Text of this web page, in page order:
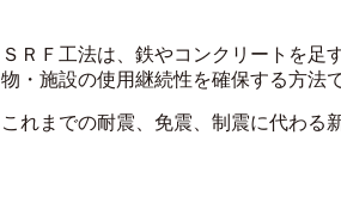
ＳＲＦ工法は、鉄やコンクリートを足
物・施設の使用継続性を確保する方法で
これまでの耐震、免震、制震に代わる